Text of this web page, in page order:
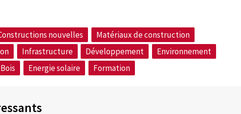
nouvelles
Matériaux de construction
Infrastructure Développement
Environnement
Bois Energie solaire Formation